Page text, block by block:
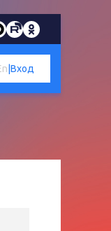
Вход